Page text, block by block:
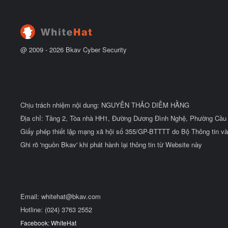
@ 2009 - 2026 Bkav Cyber Security
Chịu trách nhiệm nội dung: NGUYỄN THẢO DIỄM HẰNG
Địa chỉ: Tầng 2, Tòa nhà HH1, Đường Dương Đình Nghệ, Phường
Giấy phép thiết lập mạng xã hội số 355/GP-BTTTT do Bộ Thông tin
Ghi rõ 'nguồn Bkav' khi phát hành lại thông tin từ Website này
Email: whitehat@bkav.com
Hotline: (024) 3763 2552
Facebook: WhiteHat